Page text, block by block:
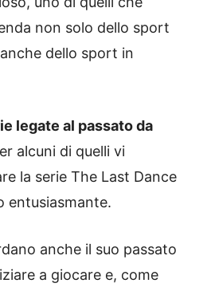
non solo dello sport
dello sport in
legate al passato da
alcuni di quelli vi
la serie The Last Dance
entusiasmante.
anche il suo passato
a giocare e, come